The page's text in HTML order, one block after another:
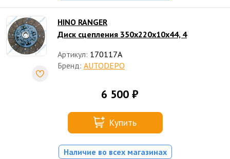
HINO RANGER
Диск сцепления 350x220x10x44, 4
Артикул: 170117A
Бренд: AUTODEPO
6 500 ₽
Купить
Наличие во всех магазинах